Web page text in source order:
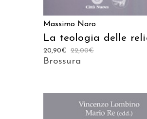
Massimo Naro
La teologia delle
22,00€
20,90€
Brossura